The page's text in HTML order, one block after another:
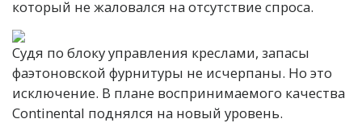
который не жаловался на отсутствие спроса.
Судя по блоку управления креслами, запасы
фаэтоновской фурнитуры не исчерпаны. Но это
исключение. В плане воспринимаемого качества
Continental поднялся на новый уровень.